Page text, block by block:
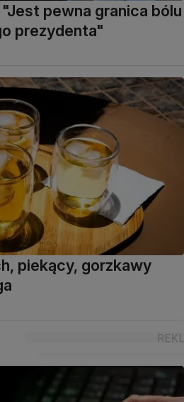
"Jest pewna granica bólu
prezydenta"
piekący, gorzkawy